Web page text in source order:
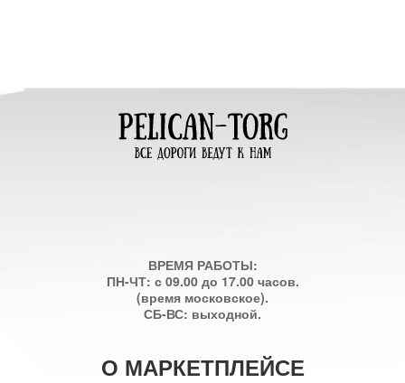
ВРЕМЯ РАБОТЫ:
ПН-ЧТ: с 09.00 до 17.00 часов.
(время московское).
СБ-ВС: выходной.
О МАРКЕТПЛЕЙСЕ